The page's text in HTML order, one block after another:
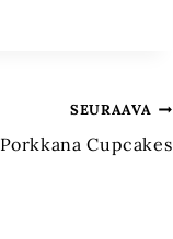
SEURAAVA
Porkkana Cupcakes